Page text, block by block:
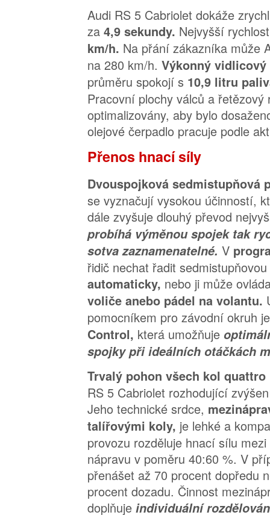
Audi RS 5 Cabriolet dokáže
za 4,9 sekundy. Nejvyšší
km/h. Na přání zákazníka může
na 280 km/h. Výkonný
průměru spokojí s 10,9 litru
Pracovní plochy válců a řetězový
optimalizovány, aby bylo
olejové čerpadlo pracuje podle
Přenos hnací síly
Dvouspojková sedmistupňová
se vyznačují vysokou účinností,
dále zvyšuje dlouhý převod
probíhá výměnou spojek tak
sotva zaznamenatelné. V
řidič nechat řadit
automaticky, nebo ji může
voliče anebo pádel na volantu.
pomocníkem pro závodní okruh
Control, která umožňuje
spojky při ideálních otáčkách
Trvalý pohon všech kol quattro
RS 5 Cabriolet rozhodující
Jeho technické srdce,
talířovými koly, je lehké a
provozu rozděluje hnací sílu
nápravu v poměru 40:60 %. V
přenášet až 70 procent dopředu
procent dozadu. Činnost
doplňuje individuální